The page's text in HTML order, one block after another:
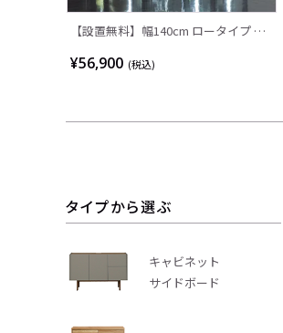
【設置無料】幅140cm ロータイプ コ
照明付き 背面ミラー 横型 収納 棚 フ
¥56,900 (税込)
タイプから選ぶ
キャビネット
サイドボード